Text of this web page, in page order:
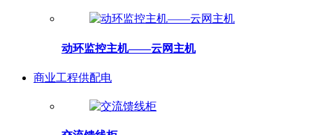
动环监控主机——云网主机
商业工程供配电